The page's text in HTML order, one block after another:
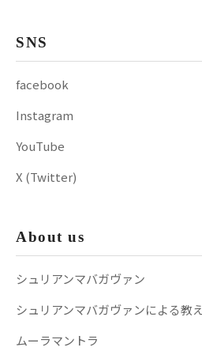
SNS
facebook
Instagram
YouTube
X (Twitter)
About us
シュリアンマバガヴァン
シュリアンマバガヴァンによる教え
ムーラマントラ